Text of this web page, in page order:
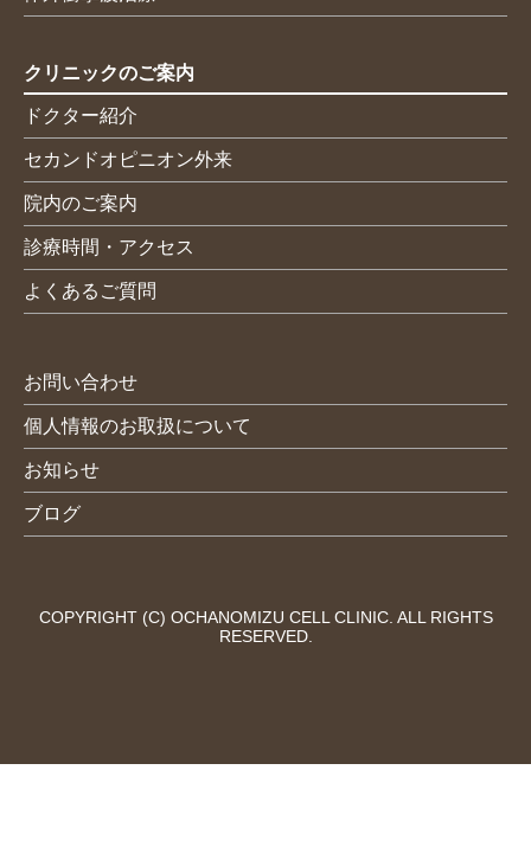
クリニックのご案内
ドクター紹介
セカンドオピニオン外来
院内のご案内
診療時間・アクセス
よくあるご質問
お問い合わせ
個人情報のお取扱について
お知らせ
ブログ
COPYRIGHT (C) OCHANOMIZU CELL CLINIC. ALL RIGHTS
RESERVED.